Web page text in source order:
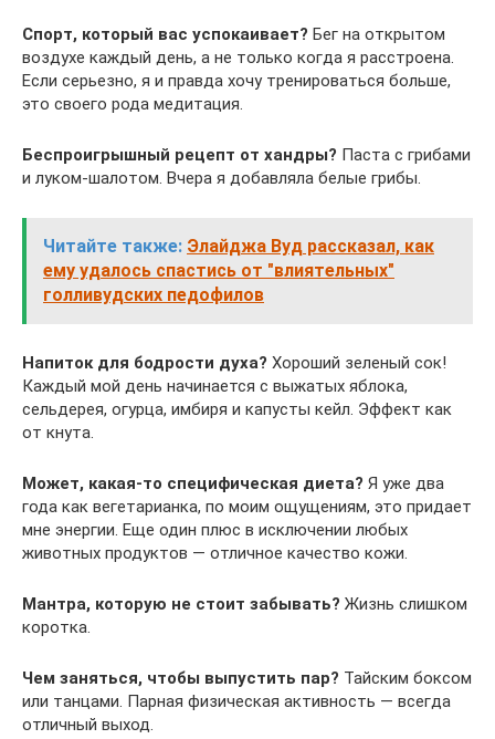
Спорт, который вас успокаивает? Бег на открытом
воздухе каждый день, а не только когда я расстроена.
Если серьезно, я и правда хочу тренироваться больше,
это своего рода медитация.
Беспроигрышный рецепт от хандры? Паста с грибами
и луком-шалотом. Вчера я добавляла белые грибы.
Читайте также: Элайджа Вуд рассказал, как
ему удалось спастись от "влиятельных"
голливудских педофилов
Напиток для бодрости духа? Хороший зеленый сок!
Каждый мой день начинается с выжатых яблока,
сельдерея, огурца, имбиря и капусты кейл. Эффект как
от кнута.
Может, какая-то специфическая диета? Я уже два
года как вегетарианка, по моим ощущениям, это придает
мне энергии. Еще один плюс в исключении любых
животных продуктов — отличное качество кожи.
Мантра, которую не стоит забывать? Жизнь слишком
коротка.
Чем заняться, чтобы выпустить пар? Тайским боксом
или танцами. Парная физическая активность — всегда
отличный выход.